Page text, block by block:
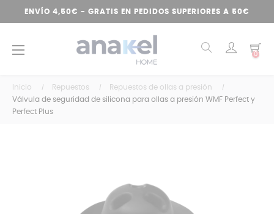
ENVÍO 4,50€ - GRATIS EN PEDIDOS SUPERIORES A 50€
Navegación
☰ 0
Inicio Repuestos
Repuestos de ollas a presión
Válvula de seguridad de silicona para ollas a presión WMF Perfect y
Perfect Plus